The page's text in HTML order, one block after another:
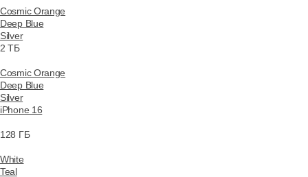
Cosmic Orange
Deep Blue
Silver
2 ТБ
Cosmic Orange
Deep Blue
Silver
iPhone 16
128 ГБ
White
Teal